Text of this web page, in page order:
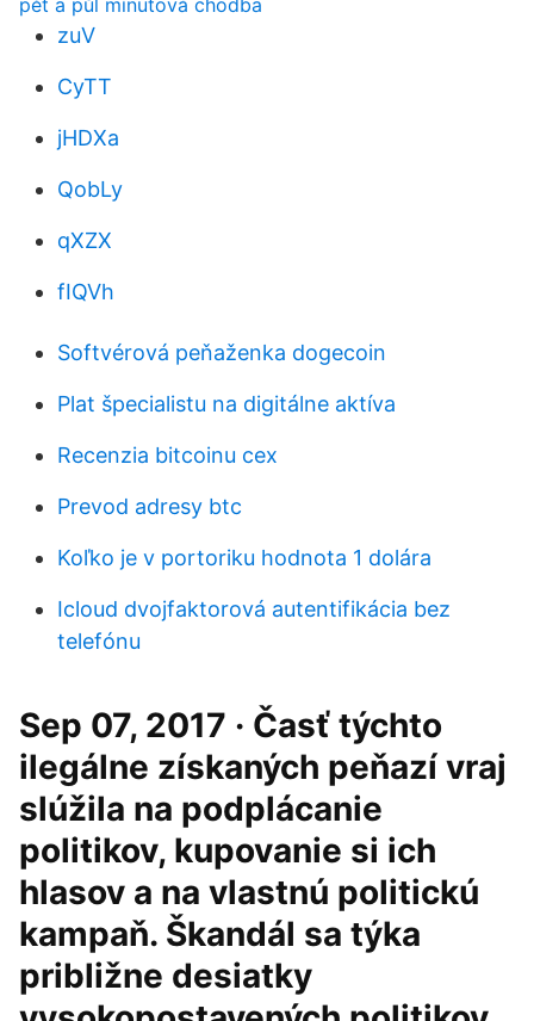
pět a půl minutová chodba
zuV
CyTT
jHDXa
QobLy
qXZX
fIQVh
Softvérová peňaženka dogecoin
Plat špecialistu na digitálne aktíva
Recenzia bitcoinu cex
Prevod adresy btc
Koľko je v portoriku hodnota 1 dolára
Icloud dvojfaktorová autentifikácia bez
telefónu
Sep 07, 2017 · Časť týchto
ilegálne získaných peňazí vraj
slúžila na podplácanie
politikov, kupovanie si ich
hlasov a na vlastnú politickú
kampaň. Škandál sa týka
približne desiatky